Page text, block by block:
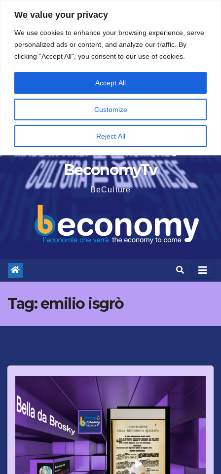
We value your privacy
We use cookies to enhance your browsing experience, serve
personalized ads or content, and analyze our traffic. By
clicking "Accept All", you consent to our use of cookies.
Customize
Reject All
Accept All
contenuto
5 Agosto 2026
BeconomyTv
BeCulture
Tag:emilio isgrò